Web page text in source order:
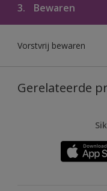
3. Bewaren
Vorstvrij bewaren
Gerelateerde